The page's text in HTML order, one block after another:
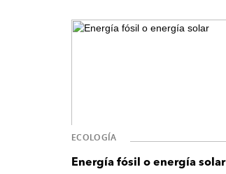
ECOLOGÍA
Energía fósil o energía solar